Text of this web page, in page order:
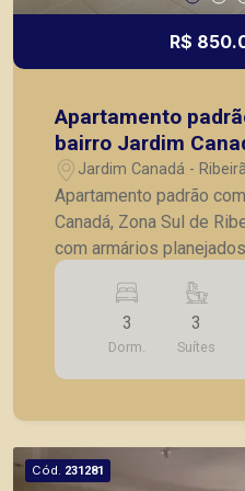
R$
Apartamento
bairro Jardim
Ribeirão Preto/SP.
Jardim Canadá -
Apartamento padrão
Canadá, Zona Sul de Ribeirão
com armários
ambientes; - Varanda
Cozinha com armários
Lavanderia; - Banheiro
garagem. Também temos imóveis no Nova
Aliança, Jardim
na Zona Sul.
3
Dorm.
3
Suítes
Cód. 231281